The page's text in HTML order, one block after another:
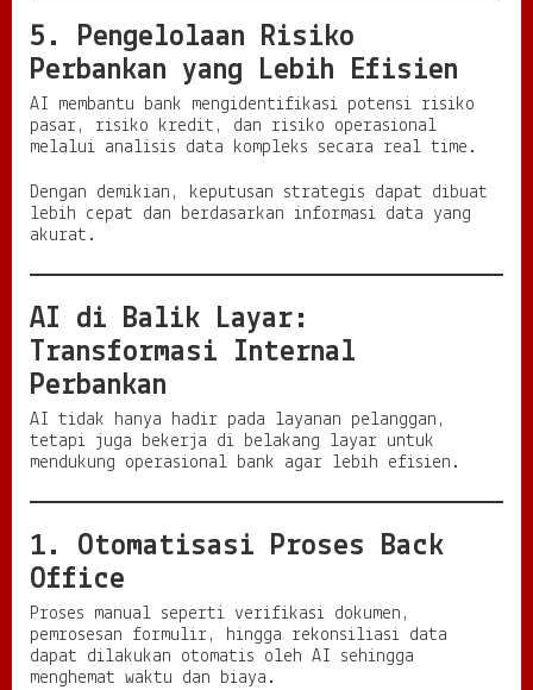
5. Pengelolaan Risiko
Perbankan yang Lebih Efisien
AI membantu bank mengidentifikasi potensi risiko
pasar, risiko kredit, dan risiko operasional
melalui analisis data kompleks secara real time.
Dengan demikian, keputusan strategis dapat dibuat
lebih cepat dan berdasarkan informasi data yang
akurat.
AI di Balik Layar:
Transformasi Internal
Perbankan
AI tidak hanya hadir pada layanan pelanggan,
tetapi juga bekerja di belakang layar untuk
mendukung operasional bank agar lebih efisien.
1. Otomatisasi Proses Back
Office
Proses manual seperti verifikasi dokumen,
pemrosesan formulir, hingga rekonsiliasi data
dapat dilakukan otomatis oleh AI sehingga
menghemat waktu dan biaya.